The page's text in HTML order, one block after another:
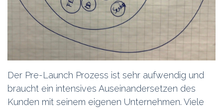
Der Pre-Launch Prozess ist sehr aufwendig und
braucht ein intensives Auseinandersetzen des
Kunden mit seinem eigenen Unternehmen. Viele